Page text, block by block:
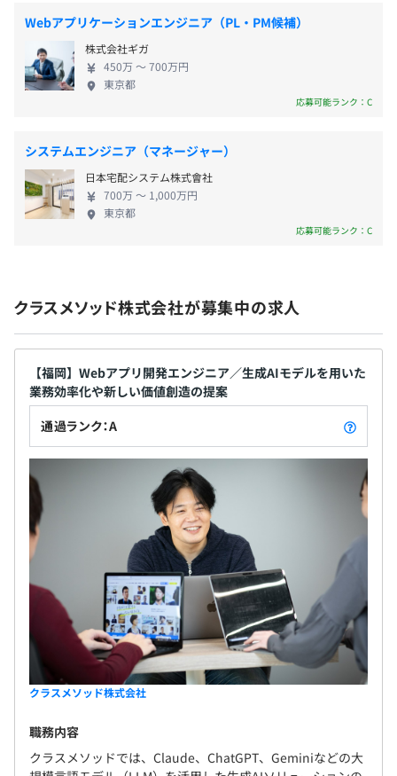
（※条件あり）
・給与改定：四半期毎（条件有）
・決算賞与：年1回（7月）※業績による
各種社会保険完備（雇用保険・労災保険・健康保険・厚生
無期雇用
6か月
Webアプリケーションエンジニア（PL・PM候補）
株式会社ギガ
450万 〜 700万円
東京都
応募可能ランク：C
システムエンジニア（マネージャー）
日本宅配システム株式會社
700万 〜 1,000万円
東京都
応募可能ランク：C
クラスメソッド株式会社が募集中の求人
【福岡】Webアプリ開発エンジニア／生成AIモデルを用いた
業務効率化や新しい価値創造の提案
通過ランク：A
クラスメソッド株式会社
職務内容
クラスメソッドでは、Claude、ChatGPT、Geminiなどの大